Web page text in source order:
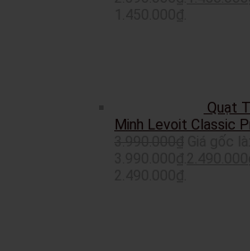
Quạt
Minh Levoit Classic